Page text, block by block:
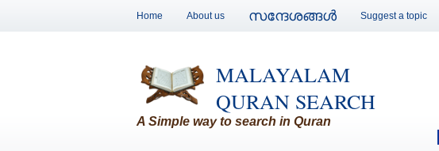
Home About us സന്ദേശങ്ങള്‍ Suggest a topic
MALAYALAM
QURAN SEARCH
A Simple way to search in Quran